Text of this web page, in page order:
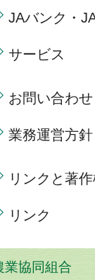
JAバンク・
サービス
お問い合わせ
業務運営方針
リンクと著
リンク
業協同組合